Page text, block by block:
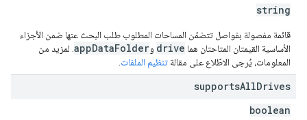
string
قائمة مفصولة بفواصل تتضمّن المساحات المطلوب طلب البحث عنها ضمن الأجزاء
الأساسية القيمتان المتاحتان هما drive وappDataFolder . لمزيد من
المعلومات، يُرجى الاطّلاع على مقالة تنظيم الملفات
supportsAllDrives
boolean